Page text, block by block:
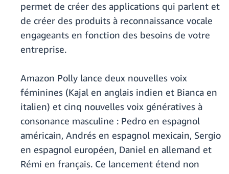
permet de créer des applications qui parlent et
de créer des produits à reconnaissance vocale
engageants en fonction des besoins de votre
entreprise.
Amazon Polly lance deux nouvelles voix
féminines (Kajal en anglais indien et Bianca en
italien) et cinq nouvelles voix génératives à
consonance masculine : Pedro en espagnol
américain, Andrés en espagnol mexicain, Sergio
en espagnol européen, Daniel en allemand et
Rémi en français. Ce lancement étend non